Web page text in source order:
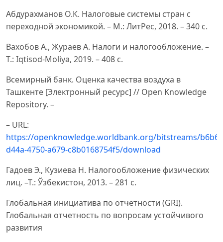
Абдурахманов О.К. Налоговые системы стран с
переходной экономикой. – М.: ЛитРес, 2018. – 340 с.
Вахобов А., Жураев А. Налоги и налогообложение. –
Т.: Iqtisod-Moliya, 2019. – 408 с.
Всемирный банк. Оценка качества воздуха в
Ташкенте [Электронный ресурс] // Open Knowledge
Repository. –
– URL:
https://openknowledge.worldbank.org/bitstreams/
d44a-4750-a679-c8b0168754f5/download
Гадоев Э., Кузиева Н. Налогообложение физических
лиц. –Т.: Ўзбекистон, 2013. – 281 с.
Глобальная инициатива по отчетности (GRI).
Глобальная отчетность по вопросам устойчивого
развития